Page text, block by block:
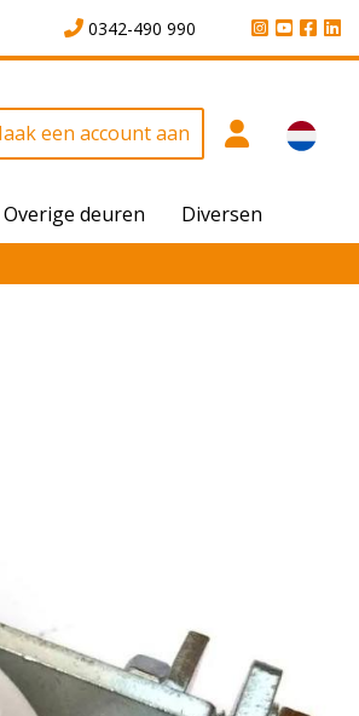
0342-490 990
een account aan
Overige deuren Diversen